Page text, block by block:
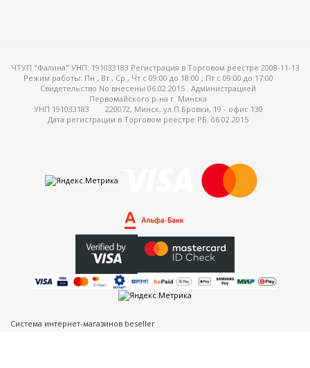
ЧТУП "Фалина" УНП: 191033183 Регистрация в Торговом реестре 2008-11-13
Режим работы: Пн , Вт , Ср , Чт c 09:00 до 18:00 ; Пт c 09:00 до 17:00
Свидетельство No внесены 06.02.2015 . Администрацией
Первомайского р-на г. Минска
УНП 191033183
220072, Минск, ул.П.Бровки, 19 - офис 130
Дата регистрации в Торговом реестре РБ: 06.02.2015
Система интернет-магазинов beseller